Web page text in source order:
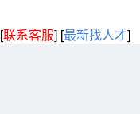
[联系客服] [最新找人才]